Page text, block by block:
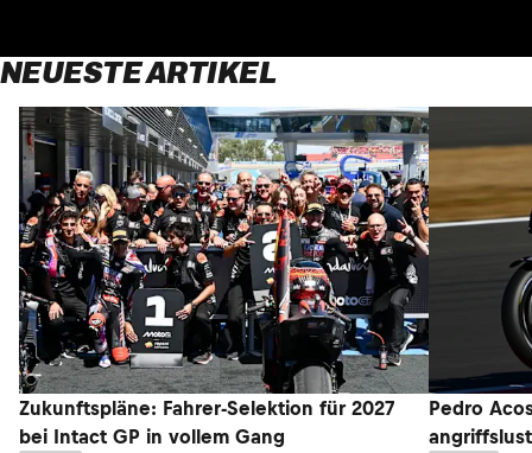
NEUESTE ARTIKEL
Zukunftspläne: Fahrer-Selektion für 2027
bei Intact GP in vollem Gang
Pedro